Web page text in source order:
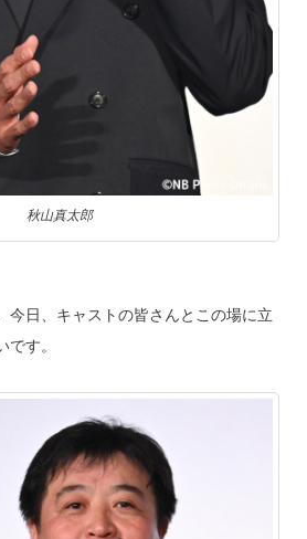
秋山真太郎
今日、キャストの皆さんとこの場に立
す。